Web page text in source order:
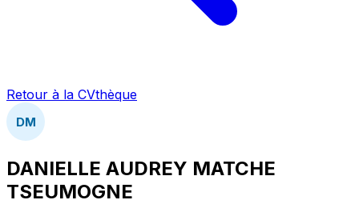
Retour à la CVthèque
DM
DANIELLE AUDREY MATCHE
TSEUMOGNE